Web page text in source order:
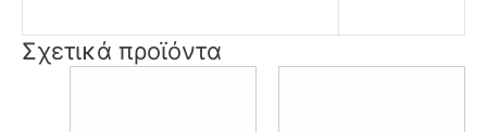
Σχετικά προϊόντα